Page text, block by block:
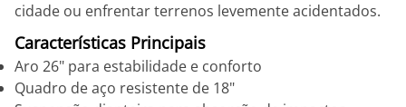
cidade ou enfrentar terrenos levemente acidentados.
Características Principais
Aro 26" para estabilidade e conforto
Quadro de aço resistente de 18"